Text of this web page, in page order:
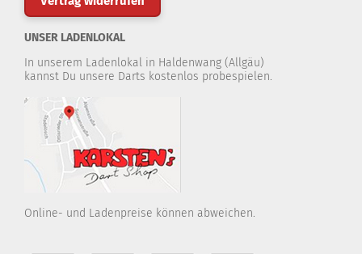
UNSER LADENLOKAL
In unserem Ladenlokal in Haldenwang (Allgäu)
kannst Du unsere Darts kostenlos probespielen.
Online- und Ladenpreise können abweichen.